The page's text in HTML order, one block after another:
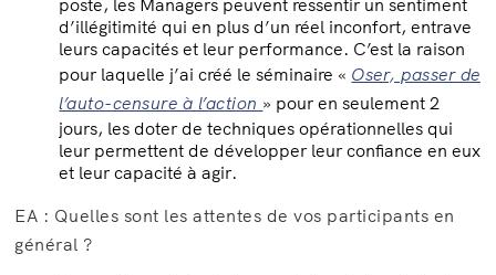
poste, les Managers peuvent ressentir un sentiment
d’illégitimité qui en plus d’un réel inconfort, entrave
leurs capacités et leur performance. C’est la raison
pour laquelle j’ai créé le séminaire « Oser, passer de
l’auto-censure à l’action » pour en seulement 2
jours, les doter de techniques opérationnelles qui
leur permettent de développer leur confiance en eux
et leur capacité à agir.
EA : Quelles sont les attentes de vos participants en
général ?